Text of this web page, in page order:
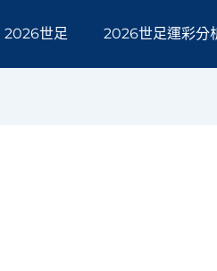
2026世足 2026世足運彩分